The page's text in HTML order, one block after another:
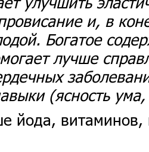
и, в
Богатое
лучше
(ясность
йода, витаминов,